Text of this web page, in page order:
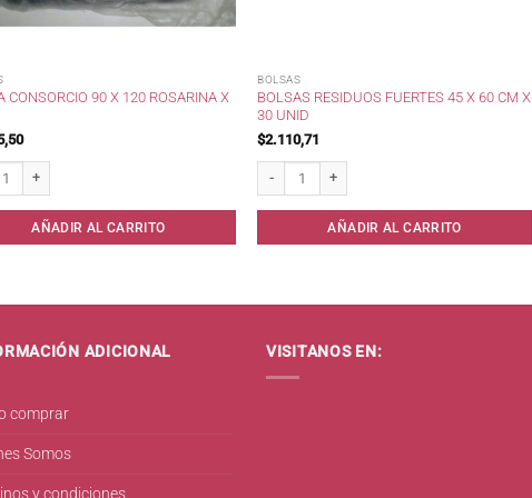
CONSORCIO 90 X 120 ROSARINA X
AÑADIR AL CARRITO
BOLSAS
BOLSAS RESIDUOS FUERTES 45 X 60 CM X
30 UNID
$2.110,71
AÑADIR AL CARRITO
ADICIONAL
comprar
Somos
VISITANOS EN: